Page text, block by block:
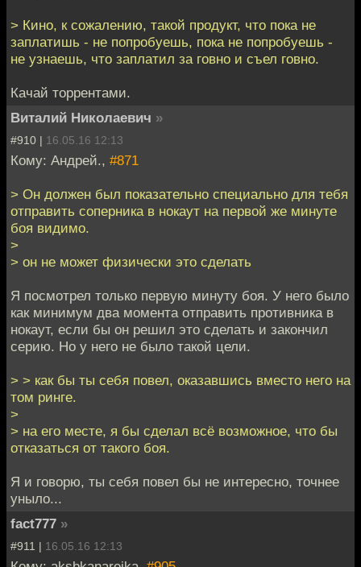
> Кино, к сожалению, такой продукт, что пока не
заплатишь - не попробуешь, пока не попробуешь -
не узнаешь, что заплатил за говно и съел говно.
Качай торрентами.
Виталий Николаевич »
#910 | 16.05.16 12:13
Кому: Андрей., #871
> Он должен был показательно специально для тебя
отправить соперника в нокаут на первой же минуте
боя видимо.
>
> он не может физически это сделать
Я посмотрел только первую минуту боя. У него было
как минимум два момента отправить противника в
нокаут, если бы он решил это сделать и закончил
серию. Но у него не было такой цели.
> > как бы ты себя повел, оказавшись вместо него на
том ринге.
>
> на его месте, я бы сделал всё возможное, что бы
отказаться от такого боя.
Я и говорю, ты себя повел бы не интересно, точнее
уныло...
fact777 »
#911 | 16.05.16 12:13